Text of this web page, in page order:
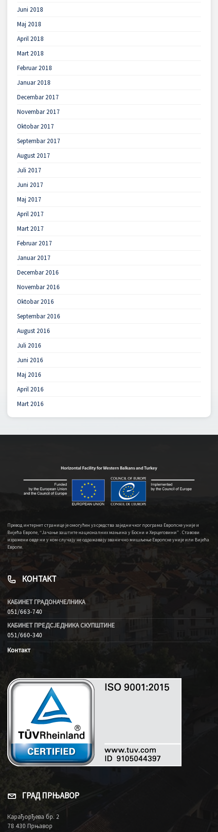
Juni 2018
Maj 2018
April 2018
Mart 2018
Februar 2018
Januar 2018
Decembar 2017
Novembar 2017
Oktobar 2017
Septembar 2017
August 2017
Juli 2017
Juni 2017
Maj 2017
April 2017
Mart 2017
Februar 2017
Januar 2017
Decembar 2016
Novembar 2016
Oktobar 2016
Septembar 2016
August 2016
Juli 2016
Juni 2016
Maj 2016
April 2016
Mart 2016
Превод интернет странице је омогућен уз средства заједничког програма Европске уније и
Вијећа Европе, “Јачање заштите националних мањина у Босни и Херцеговини” . Ставови
изражени овде ни у ком случају не одражавају званично мишљење Европске уније или Вијећа
Европе.
КОНТАКТ
КАБИНЕТ ГРАДОНАЧЕЛНИКА
051/663-740
КАБИНЕТ ПРЕДСЈЕДНИКА СКУПШТИНЕ
051/660-340
Контакт
ГРАД ПРЊАВОР
Карађорђева бр. 2
78 430 Прњавор